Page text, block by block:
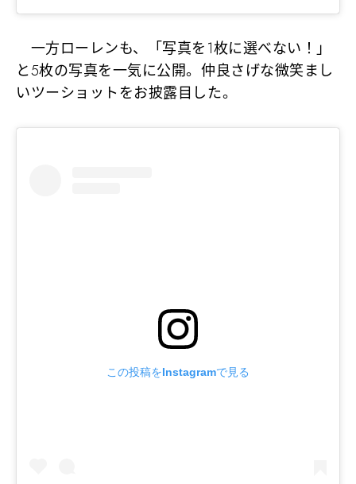
一方ローレンも、「写真を1枚に選べない！」
と5枚の写真を一気に公開。仲良さげな微笑まし
いツーショットをお披露目した。
この投稿をInstagramで見る